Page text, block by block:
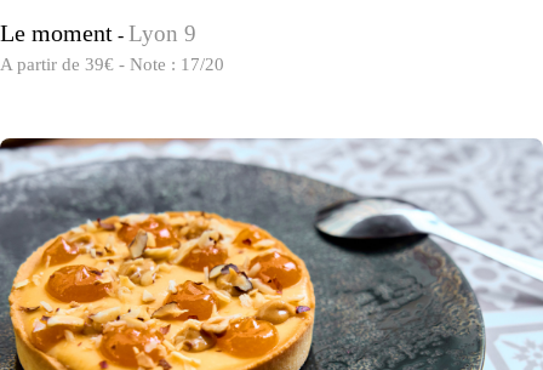
Le moment - Lyon 9
A partir de 39€ - Note : 17/20